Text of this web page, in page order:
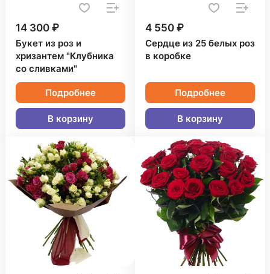
14 300 ₽
Букет из роз и
хризантем "Клубника
со сливками"
Подробнее
В корзину
4 550 ₽
Сердце из 25 белых роз
в коробке
Подробнее
В корзину